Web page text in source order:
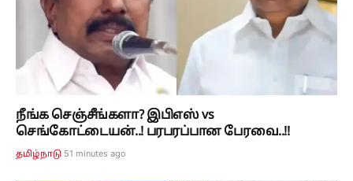
நீங்க செஞ்சீங்களா? இபிஎஸ் vs
செங்கோட்டையன்..! பரபரப்பான பேரவை..!!
தமிழ்நாடு 51 minutes ago